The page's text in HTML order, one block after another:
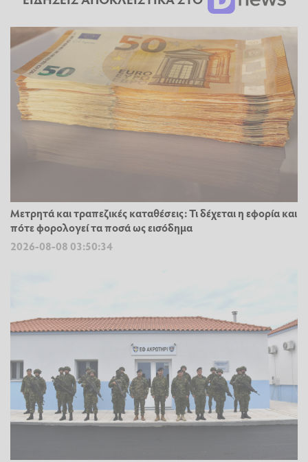
Μετρητά και τραπεζικές καταθέσεις: Τι δέχεται η εφορία και
πότε φορολογεί τα ποσά ως εισόδημα
2026-08-08 03:50:34